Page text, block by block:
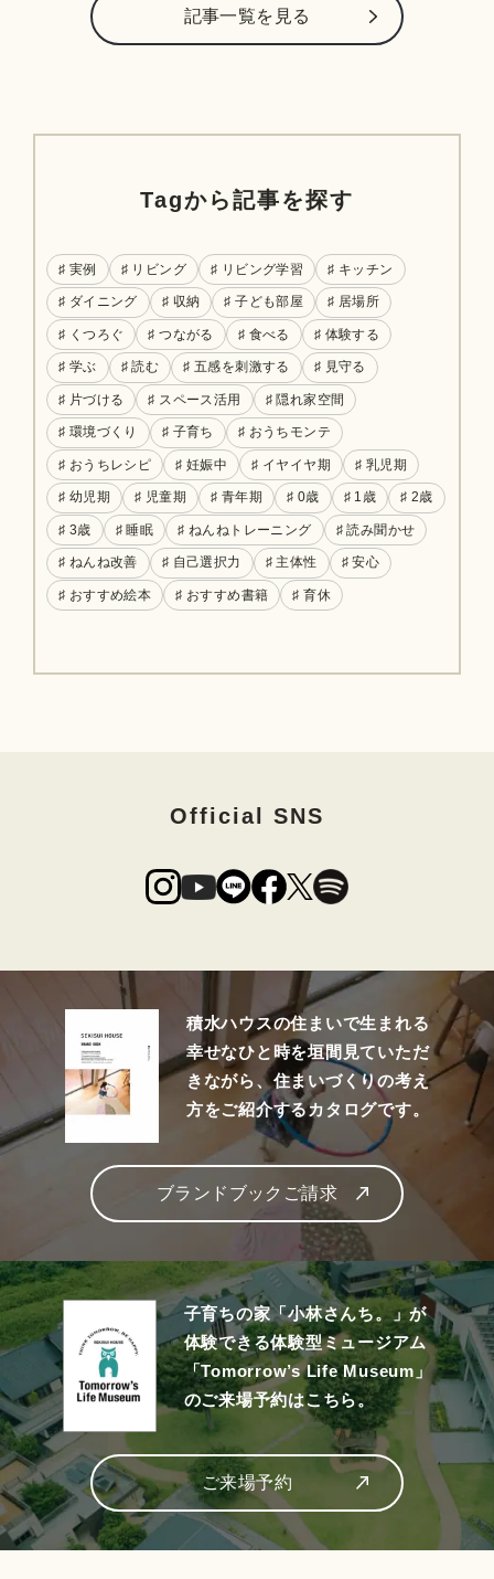
記事⼀覧を⾒る
Tagから記事を探す
♯ 実例 ♯ リビング ♯ リビング学習 ♯ キッチン
♯ ダイニング ♯ 収納 ♯ 子ども部屋 ♯ 居場所
♯ くつろぐ ♯ つながる ♯ 食べる ♯ 体験する
♯ 学ぶ ♯ 読む ♯ 五感を刺激する ♯ 見守る
♯ 片づける ♯ スペース活用 ♯ 隠れ家空間
♯ 環境づくり ♯ 子育ち ♯ おうちモンテ
♯ おうちレシピ ♯ 妊娠中 ♯ イヤイヤ期 ♯ 乳児期
♯ 幼児期 ♯ 児童期 ♯ 青年期 ♯ 0歳 ♯ 1歳 ♯ 2歳
♯ 3歳 ♯ 睡眠 ♯ ねんねトレーニング ♯ 読み聞かせ
♯ ねんね改善 ♯ 自己選択力 ♯ 主体性 ♯ 安心
♯ おすすめ絵本 ♯ おすすめ書籍 ♯ 育休
Official SNS
積水ハウスの住まいで生まれる
幸せなひと時を垣間見ていただ
きながら、住まいづくりの考え
方をご紹介するカタログです。
ブランドブックご請求
子育ちの家「小林さんち。」が
体験できる体験型ミュージアム
「Tomorrow’s Life Museum」
のご来場予約はこちら。
ご来場予約